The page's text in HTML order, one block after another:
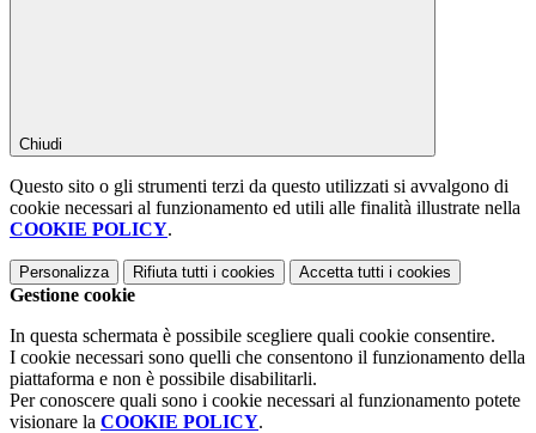
Chiudi
Questo sito o gli strumenti terzi da questo utilizzati si avvalgono di
cookie necessari al funzionamento ed utili alle finalità illustrate nella
COOKIE POLICY.
Personalizza Rifiuta tutti i cookies Accetta tutti i cookies
Gestione cookie
In questa schermata è possibile scegliere quali cookie consentire.
I cookie necessari sono quelli che consentono il funzionamento della
piattaforma e non è possibile disabilitarli.
Per conoscere quali sono i cookie necessari al funzionamento potete
visionare la COOKIE POLICY.